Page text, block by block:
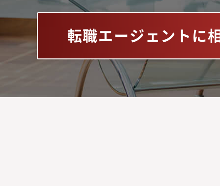
転職エージェントに